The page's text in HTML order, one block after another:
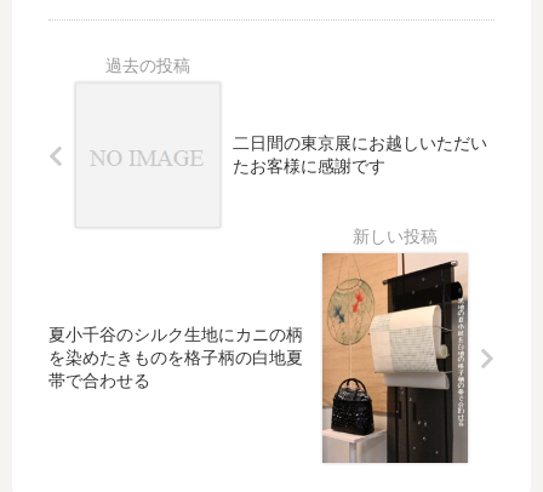
コーデ
てくれ
シキ
衣」
コー
ディ
ネー
ト
二日間の東京展にお越しいただい
たお客様に感謝です
夏小千谷のシルク生地にカニの柄
を染めたきものを格子柄の白地夏
帯で合わせる